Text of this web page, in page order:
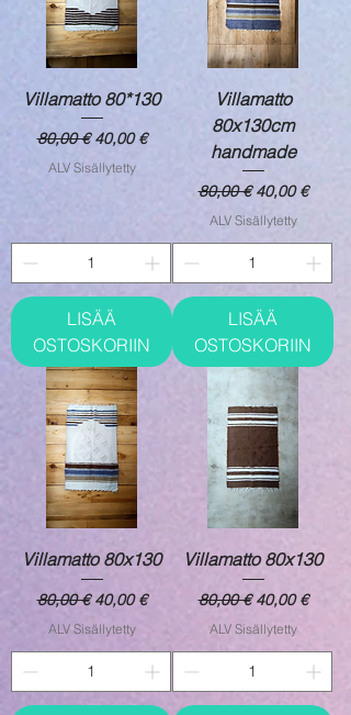
Villamatto 80*130
Normaali hinta
80,00 € Alehinta
40,00 €
ALV Sisällytetty
LISÄÄ
OSTOSKORIIN
Villamatto
80x130cm
handmade
Normaali hinta
80,00 € Alehinta
40,00 €
ALV Sisällytetty
LISÄÄ
OSTOSKORIIN
Villamatto 80x130
Normaali hinta
80,00 € Alehinta
40,00 €
ALV Sisällytetty
Villamatto 80x130
Normaali hinta
80,00 € Alehinta
40,00 €
ALV Sisällytetty